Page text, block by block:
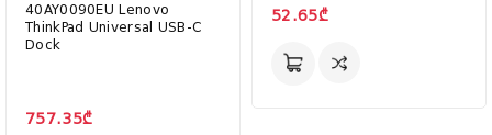
40AY0090EU Lenovo
ThinkPad Universal USB-C
Dock
757.35₾
52.65₾